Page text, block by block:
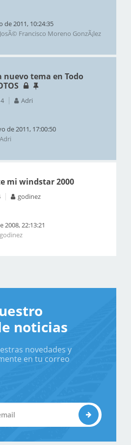
de 2011, 10:24:35
JosÃ© Francisco Moreno GonzÃ¡lez
nuevo tema en Todo
Adri
de 2011, 17:00:50
Adri
mi windstar 2000
godinez
2008, 22:13:21
godinez
noticias
novedades y
en tu correo